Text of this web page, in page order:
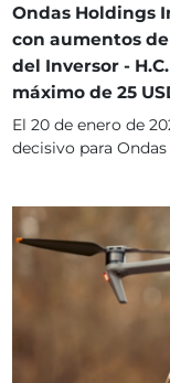
Ondas Holdings
con aumentos
del Inversor -
máximo de 25
El 20 de enero de
decisivo para